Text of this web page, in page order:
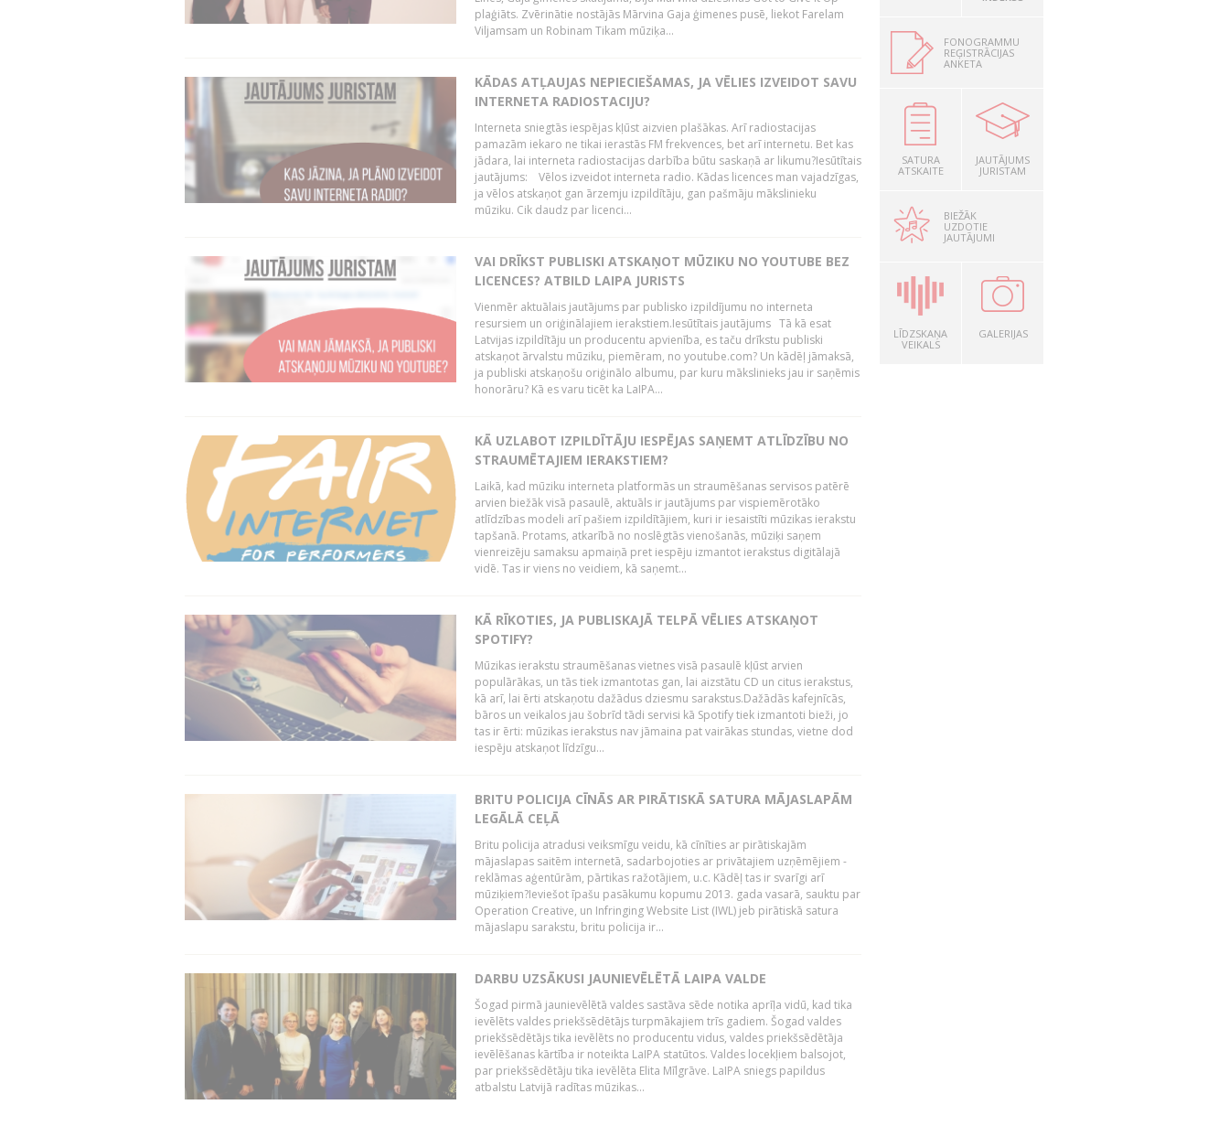
plaģiāts. Zvērinātie nostājās Mārvina Gaja ģimenes pusē, liekot Farelam
Viljamsam un Robinam Tikam mūziķa...
KĀDAS ATĻAUJAS NEPIECIEŠAMAS, JA VĒLIES IZVEIDOT SAVU
INTERNETA RADIOSTACIJU?
Interneta sniegtās iespējas kļūst aizvien plašākas. Arī radiostacijas
pamazām iekaro ne tikai ierastās FM frekvences, bet arī internetu. Bet kas
jādara, lai interneta radiostacijas darbība būtu saskaņā ar likumu?Iesūtītais
jautājums: Vēlos izveidot interneta radio. Kādas licences man vajadzīgas,
ja vēlos atskaņot gan ārzemju izpildītāju, gan pašmāju mākslinieku
mūziku. Cik daudz par licenci...
VAI DRĪKST PUBLISKI ATSKAŅOT MŪZIKU NO YOUTUBE BEZ
LICENCES? ATBILD LAIPA JURISTS
Vienmēr aktuālais jautājums par publisko izpildījumu no interneta
resursiem un oriģinālajiem ierakstiem.Iesūtītais jautājums Tā kā esat
Latvijas izpildītāju un producentu apvienība, es taču drīkstu publiski
atskaņot ārvalstu mūziku, piemēram, no youtube.com? Un kādēļ jāmaksā,
ja publiski atskaņošu oriģinālo albumu, par kuru mākslinieks jau ir saņēmis
honorāru? Kā es varu ticēt ka LaIPA...
KĀ UZLABOT IZPILDĪTĀJU IESPĒJAS SAŅEMT ATLĪDZĪBU NO
STRAUMĒTAJIEM IERAKSTIEM?
Laikā, kad mūziku interneta platformās un straumēšanas servisos patērē
arvien biežāk visā pasaulē, aktuāls ir jautājums par vispiemērotāko
atlīdzības modeli arī pašiem izpildītājiem, kuri ir iesaistīti mūzikas ierakstu
tapšanā. Protams, atkarībā no noslēgtās vienošanās, mūziķi saņem
vienreizēju samaksu apmaiņā pret iespēju izmantot ierakstus digitālajā
vidē. Tas ir viens no veidiem, kā saņemt...
KĀ RĪKOTIES, JA PUBLISKAJĀ TELPĀ VĒLIES ATSKAŅOT
SPOTIFY?
Mūzikas ierakstu straumēšanas vietnes visā pasaulē kļūst arvien
populārākas, un tās tiek izmantotas gan, lai aizstātu CD un citus ierakstus,
kā arī, lai ērti atskaņotu dažādus dziesmu sarakstus.Dažādās kafejnīcās,
bāros un veikalos jau šobrīd tādi servisi kā Spotify tiek izmantoti bieži, jo
tas ir ērti: mūzikas ierakstus nav jāmaina pat vairākas stundas, vietne dod
iespēju atskaņot līdzīgu...
BRITU POLICIJA CĪNĀS AR PIRĀTISKĀ SATURA MĀJASLAPĀM
LEGĀLĀ CEĻĀ
Britu policija atradusi veiksmīgu veidu, kā cīnīties ar pirātiskajām
mājaslapas saitēm internetā, sadarbojoties ar privātajiem uzņēmējiem -
reklāmas aģentūrām, pārtikas ražotājiem, u.c. Kādēļ tas ir svarīgi arī
mūziķiem?Ieviešot īpašu pasākumu kopumu 2013. gada vasarā, sauktu par
Operation Creative, un Infringing Website List (IWL) jeb pirātiskā satura
mājaslapu sarakstu, britu policija ir...
DARBU UZSĀKUSI JAUNIEVĒLĒTĀ LAIPA VALDE
Šogad pirmā jaunievēlētā valdes sastāva sēde notika aprīļa vidū, kad tika
ievēlēts valdes priekšsēdētājs turpmākajiem trīs gadiem. Šogad valdes
priekšsēdētājs tika ievēlēts no producentu vidus, valdes priekšsēdētāja
ievēlēšanas kārtība ir noteikta LaIPA statūtos. Valdes locekļiem balsojot,
par priekšsēdētāju tika ievēlēta Elita Mīlgrāve. LaIPA sniegs papildus
atbalstu Latvijā radītas mūzikas...
FONOGRAMMU
REĢISTRĀCIJAS
ANKETA
SATURA
ATSKAITE
JAUTĀJUMS
JURISTAM
BIEŽĀK
UZDOTIE
JAUTĀJUMI
LĪDZSKAŅA
VEIKALS
GALERIJAS